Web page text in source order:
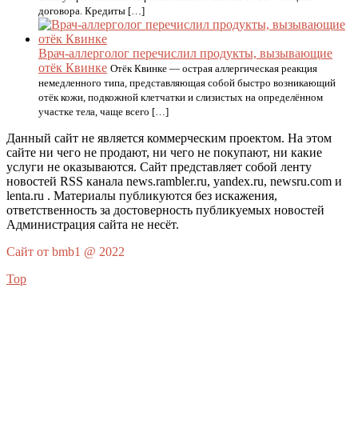
договора. Кредиты […]
Врач-аллерголог перечислил продукты, вызывающие
отёк Квинке Отёк Квинке — острая аллергическая реакция
немедленного типа, представляющая собой быстро возникающий
отёк кожи, подкожной клетчатки и слизистых на определённом
участке тела, чаще всего […]
Данный сайт не является коммерческим проектом. На этом
сайте ни чего не продают, ни чего не покупают, ни какие
услуги не оказываются. Сайт представляет собой ленту
новостей RSS канала news.rambler.ru, yandex.ru, newsru.com и
lenta.ru . Материалы публикуются без искажения,
ответственность за достоверность публикуемых новостей
Администрация сайта не несёт.
Сайт от bmb1 @ 2022
Top